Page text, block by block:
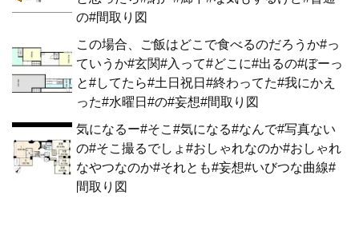
の#間取り図
この場合、ご飯はどこで食べるのだろうか#っ
ていうか#玄関#入って#どこに#出るの#ぼーっ
と#してたら#土日祝日#終わってた#我にかえ
った#水曜日#の#妄想#間取り図
気になるー#そこ#気になる#なんで#写真ない
の#そこ撮るでしょ#おしゃれなのか#おしゃれ
なやつなのか#それとも#妄想#いびつな曲線#
間取り図